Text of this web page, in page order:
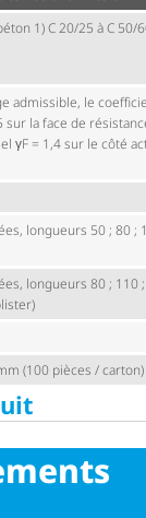
1) C 20/25 à C 50/
admissible, le
sur la face de
γF = 1,4 sur le côté
longueurs 50 ; 80 ;
longueurs 80 ; 110
(100 pièces / carton)